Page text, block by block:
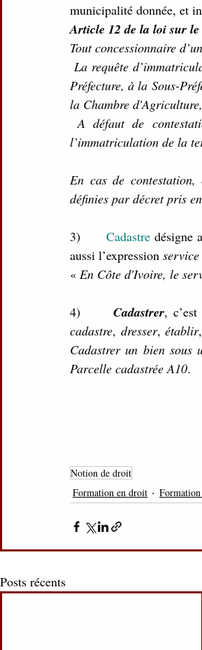
municipalité donnée, et
Article 12 de la loi sur
Tout concessionnaire
Préfecture, à la Sous-
la Chambre
A défaut de
l’immatriculation de la
En cas de contestation,
définies par décret pris
3) Cadastre désigne
aussi l’expression
« En Côte d'Ivoire, le
4) Cadastrer, c’est
cadastre, dresser, établir,
Cadastrer un bien sous
Parcelle cadastrée A10.
Notion de droit
Formation en droit
Formation
Posts récents